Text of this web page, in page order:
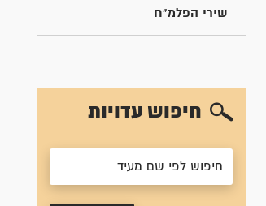
שירי הפלמ"ח
חיפוש עדויות